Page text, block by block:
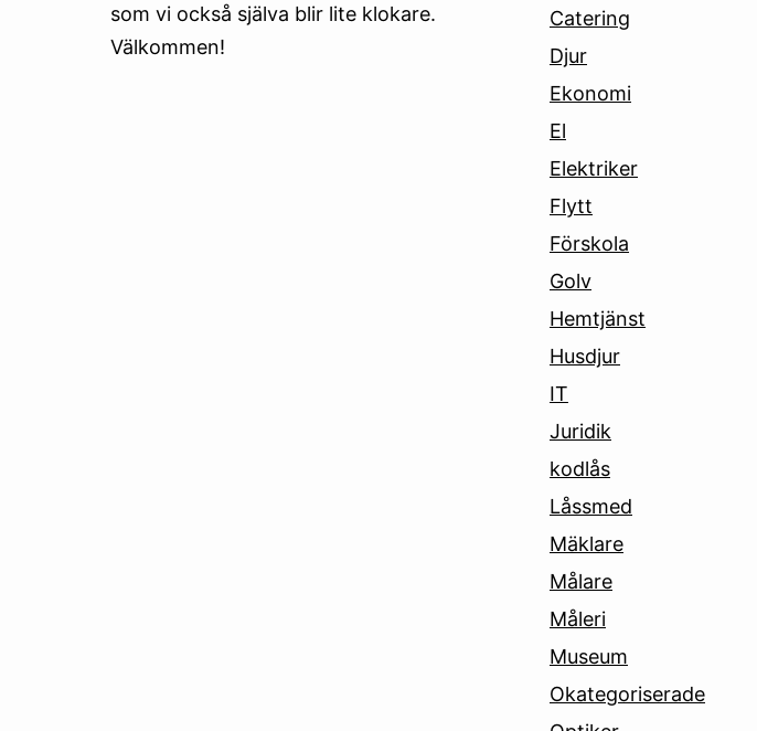
som vi också själva blir lite klokare.
Välkommen!
Catering
Djur
Ekonomi
El
Elektriker
Flytt
Förskola
Golv
Hemtjänst
Husdjur
IT
Juridik
kodlås
Låssmed
Mäklare
Målare
Måleri
Museum
Okategoriserade